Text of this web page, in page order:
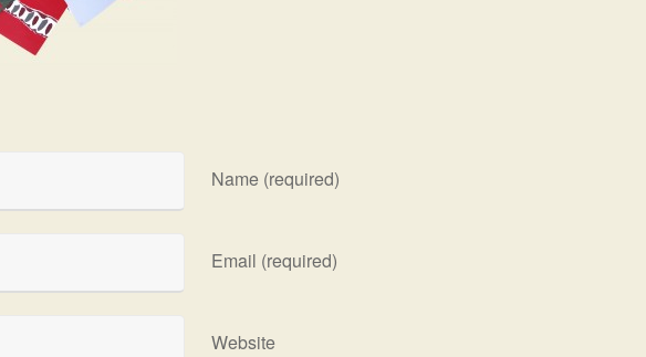
Name (required)
Email (required)
Website